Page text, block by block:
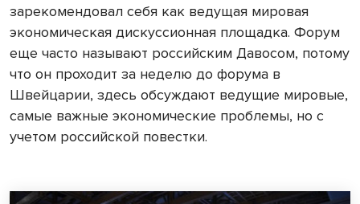
зарекомендовал себя как ведущая мировая
экономическая дискуссионная площадка. Форум
еще часто называют российским Давосом, потому
что он проходит за неделю до форума в
Швейцарии, здесь обсуждают ведущие мировые,
самые важные экономические проблемы, но с
учетом российской повестки.